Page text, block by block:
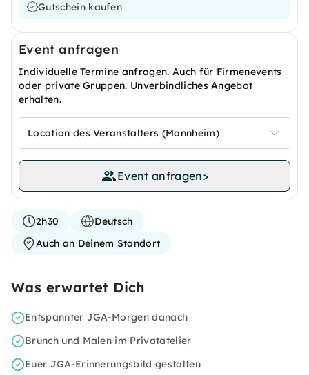
Gutschein kaufen
Event anfragen
Individuelle Termine anfragen. Auch für Firmenevents
oder private Gruppen. Unverbindliches Angebot
erhalten.
Location des Veranstalters (Mannheim)
Event anfragen>
2h30
Deutsch
Auch an Deinem Standort
Was erwartet Dich
Entspannter JGA-Morgen danach
Brunch und Malen im Privatatelier
Euer JGA-Erinnerungsbild gestalten